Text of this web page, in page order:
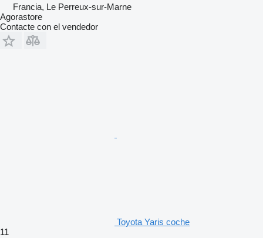
Francia, Le Perreux-sur-Marne
Agorastore
Contacte con el vendedor
Toyota Yaris coche
11